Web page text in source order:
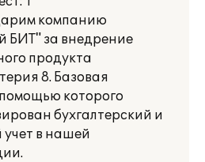
компанию
БИТ" за внедрение
продукта
8. Базовая
которого
бухгалтерский и
учет в нашей